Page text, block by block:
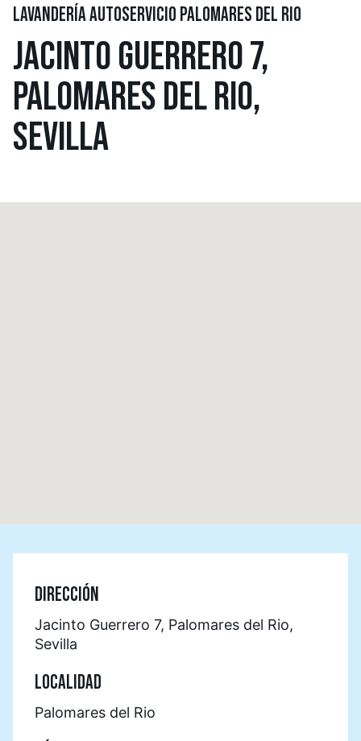
LAVANDERÍA AUTOSERVICIO PALOMARES DEL RIO
JACINTO GUERRERO 7,
PALOMARES DEL RIO,
SEVILLA
DIRECCIÓN
Jacinto Guerrero 7, Palomares del Rio,
Sevilla
LOCALIDAD
Palomares del Rio